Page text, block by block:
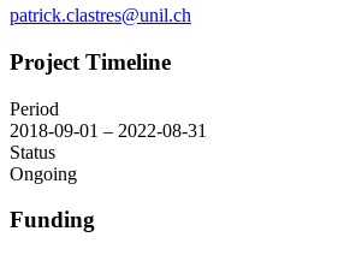
patrick.clastres@unil.ch
Project Timeline
Period
2018-09-01 – 2022-08-31
Status
Ongoing
Funding